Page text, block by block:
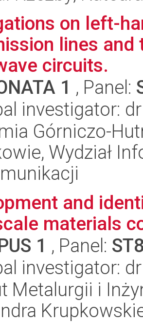
on left-
lines
circuits.
1 , Panel:
investigator:
Górniczo-
Wydział
and
materials
1 , Panel:
investigator:
Metalurgii i